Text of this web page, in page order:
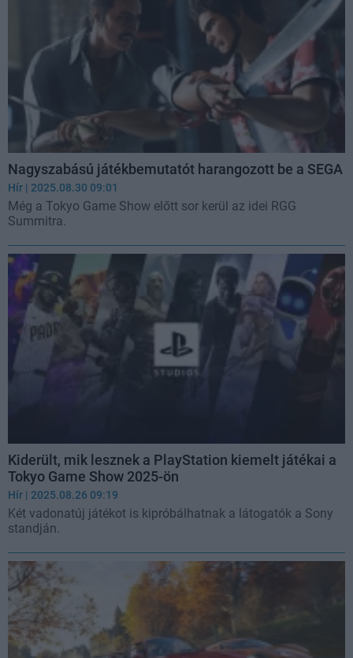
Nagyszabású játékbemutatót harangozott be a SEGA
Hír | 2025.08.30 09:01
Még a Tokyo Game Show előtt sor kerül az idei RGG
Summitra.
Kiderült, mik lesznek a PlayStation kiemelt játékai a
Tokyo Game Show 2025-ön
Hír | 2025.08.26 09:19
Két vadonatúj játékot is kipróbálhatnak a látogatók a Sony
standján.